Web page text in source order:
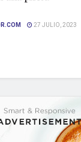
27 JULIO, 2023